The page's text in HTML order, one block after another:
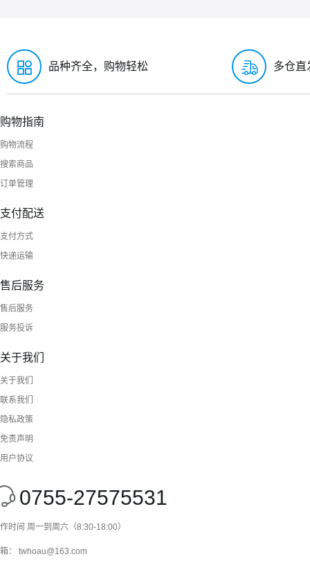
品种齐全，购物轻松 多仓直
购物指南
购物流程
搜索商品
订单管理
支付配送
支付方式
快递运输
售后服务
售后服务
服务投诉
关于我们
关于我们
联系我们
隐私政策
免责声明
用户协议
0755-27575531
时间 周一到周六（8:30-18:00）
： twhoau@163.com